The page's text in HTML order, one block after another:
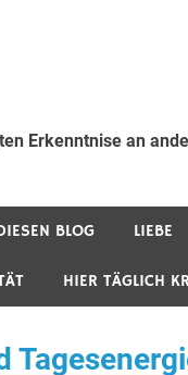
Erkenntnise an
BLOG LIEBE
HIER TÄGLICH